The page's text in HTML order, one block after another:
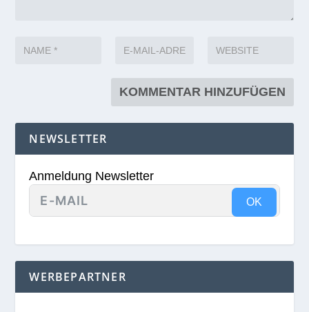
NEWSLETTER
Anmeldung Newsletter
OK
WERBEPARTNER